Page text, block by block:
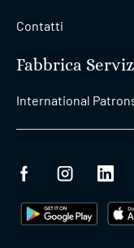
Contatti
Fabbrica
International